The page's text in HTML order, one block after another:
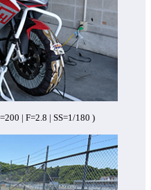
| F=2.8 | SS=1/180 )